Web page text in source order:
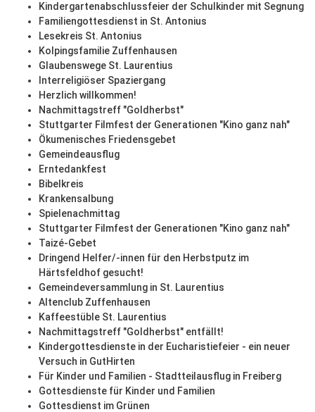
Kindergartenabschlussfeier der Schulkinder mit Segnung
Familiengottesdienst in St. Antonius
Lesekreis St. Antonius
Kolpingsfamilie Zuffenhausen
Glaubenswege St. Laurentius
Interreligiöser Spaziergang
Herzlich willkommen!
Nachmittagstreff "Goldherbst"
Stuttgarter Filmfest der Generationen "Kino ganz nah"
Ökumenisches Friedensgebet
Gemeindeausflug
Erntedankfest
Bibelkreis
Krankensalbung
Spielenachmittag
Stuttgarter Filmfest der Generationen "Kino ganz nah"
Taizé-Gebet
Dringend Helfer/-innen für den Herbstputz im
Härtsfeldhof gesucht!
Gemeindeversammlung in St. Laurentius
Altenclub Zuffenhausen
Kaffeestüble St. Laurentius
Nachmittagstreff "Goldherbst" entfällt!
Kindergottesdienste in der Eucharistiefeier - ein neuer
Versuch in GutHirten
Für Kinder und Familien - Stadtteilausflug in Freiberg
Gottesdienste für Kinder und Familien
Gottesdienst im Grünen